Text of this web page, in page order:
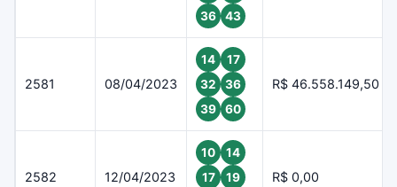
36
43
2581 08/04/2023
14
17
32
36
39
60
R$ 46.558.149,50
2582 12/04/2023
10
14
17
19
R$ 0,00